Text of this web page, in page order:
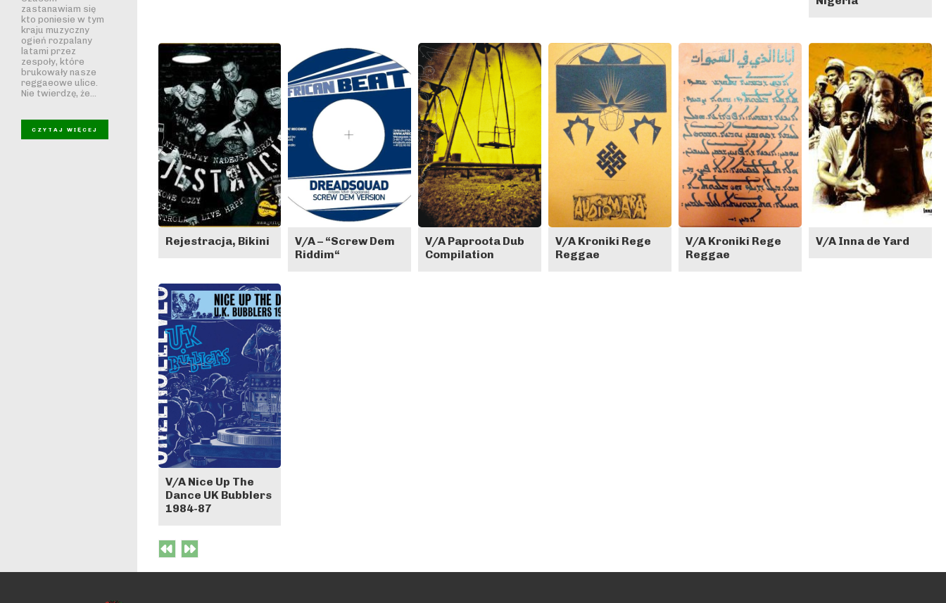
zastanawiam się
kto poniesie w tym
kraju muzyczny
ogień rozpalany
latami przez
zespoły, które
brukowały nasze
reggaeowe ulice.
Nie twierdzę, że...
CZYTAJ WIĘCEJ
Rejestracja, Bikini
V/A – “Screw Dem
Riddim“
V/A Paproota Dub
Compilation
V/A Kroniki Rege
Reggae
V/A Kroniki Rege
Reggae
V/A Inna de Yard
V/A Nice Up The
Dance UK Bubblers
1984-87